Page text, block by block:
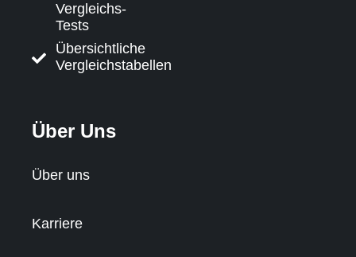
Vergleichs-
Tests
Übersichtliche
Vergleichstabellen
Über Uns
Über uns
Karriere